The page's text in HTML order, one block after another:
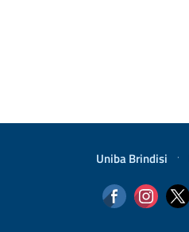
Uniba Brindisi ·